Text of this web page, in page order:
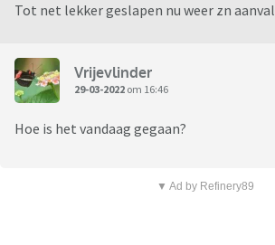
Tot net lekker geslapen nu weer zn aanval
Vrijevlinder
29-03-2022 om 16:46
Hoe is het vandaag gegaan?
▼ Ad by Refinery89